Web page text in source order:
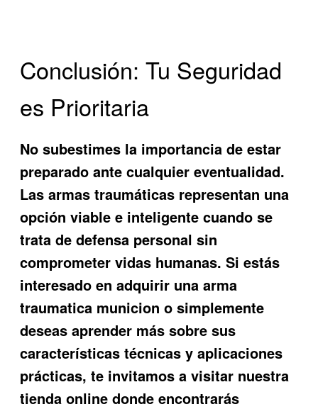
Conclusión: Tu Seguridad
es Prioritaria
No subestimes la importancia de estar
preparado ante cualquier eventualidad.
Las armas traumáticas representan una
opción viable e inteligente cuando se
trata de defensa personal sin
comprometer vidas humanas. Si estás
interesado en adquirir una arma
traumatica municion o simplemente
deseas aprender más sobre sus
características técnicas y aplicaciones
prácticas, te invitamos a visitar nuestra
tienda online donde encontrarás